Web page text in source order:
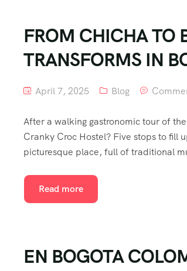
FROM CHICHA TO
TRANSFORMS IN
April 7, 2025 Blog
After a walking gastronomic tour of
Cranky Croc Hostel? Five stops to fill
picturesque place, full of traditional
Read more
EN BOGOTA